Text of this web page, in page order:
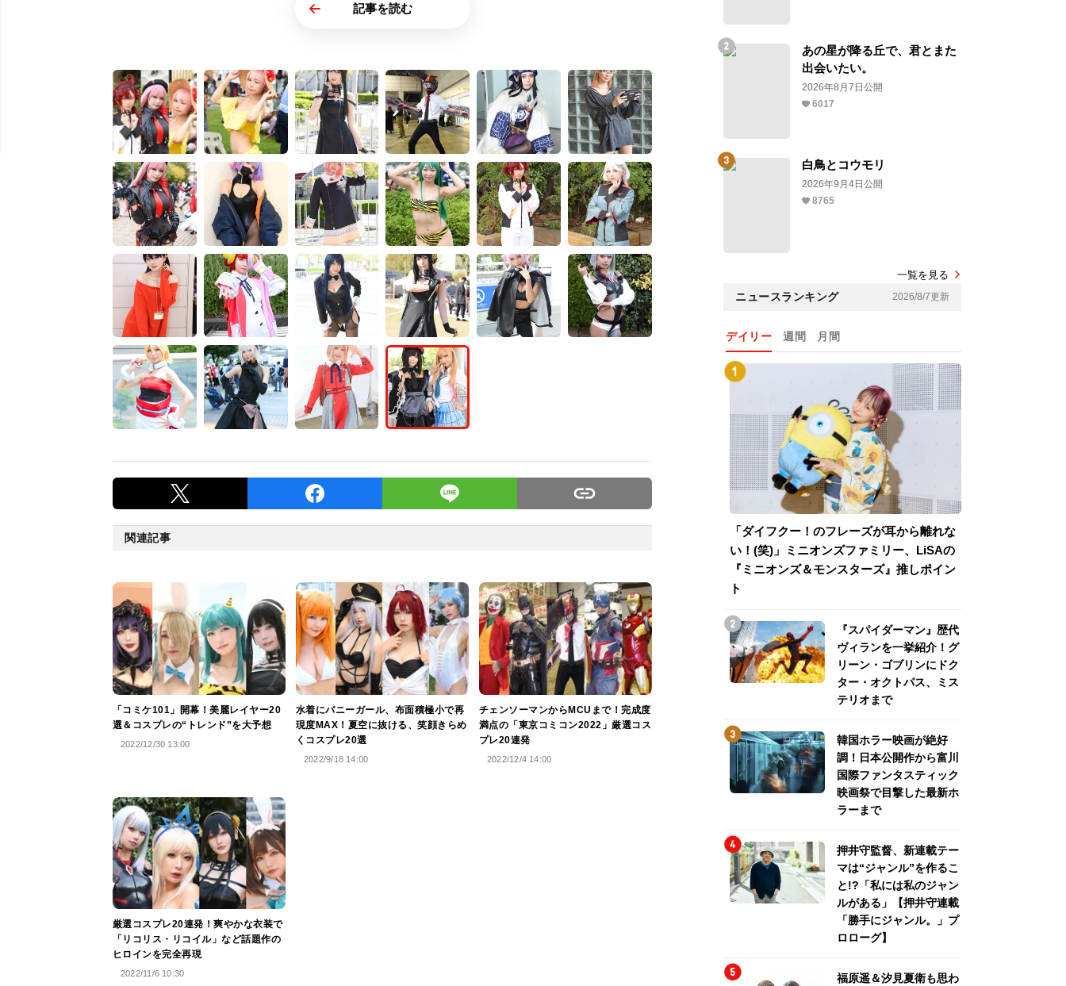
記事を読む
関連記事
「コミケ101」開幕！美麗レイヤー20
選＆コスプレの“トレンド”を大予想
2022/12/30 13:00
水着にバニーガール、布面積極小で再
現度MAX！夏空に抜ける、笑顔きらめ
くコスプレ20選
2022/9/18 14:00
チェンソーマンからMCUまで！完成度
満点の「東京コミコン2022」厳選コス
プレ20連発
2022/12/4 14:00
厳選コスプレ20連発！爽やかな衣装で
「リコリス・リコイル」など話題作の
ヒロインを完全再現
2022/11/6 10:30
あの星が降る丘で、君とまた
出会いたい。
2026年8月7日公開
6017
白鳥とコウモリ
2026年9月4日公開
8765
一覧を見る
ニュースランキング 2026/8/7更新
デイリー 週間 月間
「ダイフクー！のフレーズが耳から離れな
い！(笑)」ミニオンズファミリー、LiSAの
『ミニオンズ＆モンスターズ』推しポイン
ト
『スパイダーマン』歴代
ヴィランを一挙紹介！グ
リーン・ゴブリンにドク
ター・オクトパス、ミス
テリオまで
韓国ホラー映画が絶好
調！日本公開作から富川
国際ファンタスティック
映画祭で目撃した最新ホ
ラーまで
押井守監督、新連載テー
マは“ジャンル”を作るこ
と!?「私には私のジャン
ルがある」【押井守連載
「勝手にジャンル。」プ
ロローグ】
福原遥＆汐見夏衛も思わ